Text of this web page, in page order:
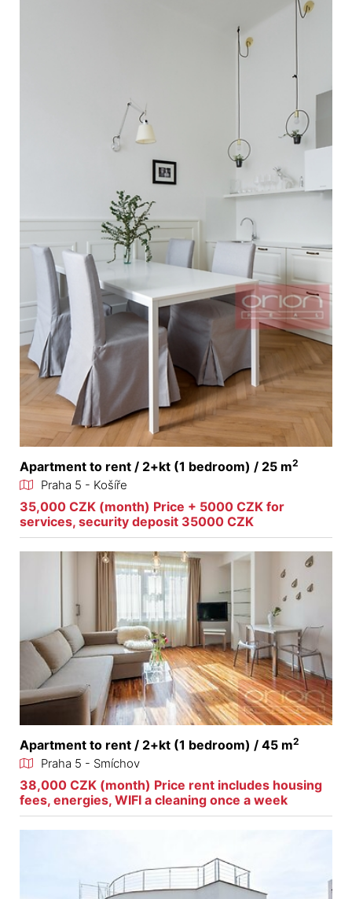
Apartment to rent / 2+kt (1 bedroom) / 25 m2
Praha 5 - Košíře
35,000 CZK (month) Price + 5000 CZK for
services, security deposit 35000 CZK
Apartment to rent / 2+kt (1 bedroom) / 45 m2
Praha 5 - Smíchov
38,000 CZK (month) Price rent includes housing
fees, energies, WIFI a cleaning once a week